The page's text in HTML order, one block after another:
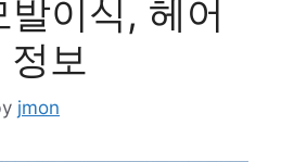
이식, 헤어
보
jmon